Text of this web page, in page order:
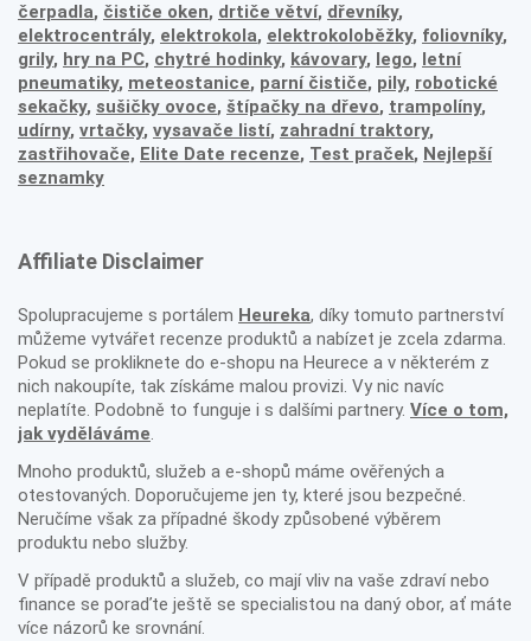
čerpadla, čističe oken, drtiče větví, dřevníky,
elektrocentrály, elektrokola, elektrokoloběžky, foliovníky,
grily, hry na PC, chytré hodinky, kávovary, lego, letní
pneumatiky, meteostanice, parní čističe, pily, robotické
sekačky, sušičky ovoce, štípačky na dřevo, trampolíny,
udírny, vrtačky, vysavače listí, zahradní traktory,
zastřihovače, Elite Date recenze, Test praček, Nejlepší
seznamky
Affiliate Disclaimer
Spolupracujeme s portálem Heureka, díky tomuto partnerství
můžeme vytvářet recenze produktů a nabízet je zcela zdarma.
Pokud se prokliknete do e-shopu na Heurece a v některém z
nich nakoupíte, tak získáme malou provizi. Vy nic navíc
neplatíte. Podobně to funguje i s dalšími partnery. Více o tom,
jak vyděláváme.
Mnoho produktů, služeb a e-shopů máme ověřených a
otestovaných. Doporučujeme jen ty, které jsou bezpečné.
Neručíme však za případné škody způsobené výběrem
produktu nebo služby.
V případě produktů a služeb, co mají vliv na vaše zdraví nebo
finance se poraďte ještě se specialistou na daný obor, ať máte
více názorů ke srovnání.